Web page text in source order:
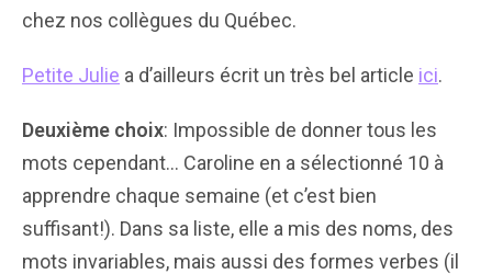
chez nos collègues du Québec.
Petite Julie a d’ailleurs écrit un très bel article ici.
Deuxième choix: Impossible de donner tous les
mots cependant… Caroline en a sélectionné 10 à
apprendre chaque semaine (et c’est bien
suffisant!). Dans sa liste, elle a mis des noms, des
mots invariables, mais aussi des formes verbes (il